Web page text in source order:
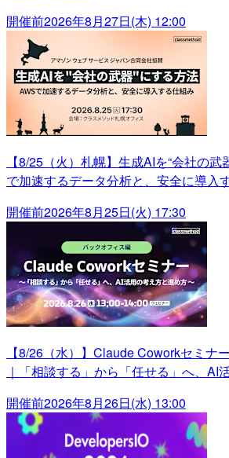
開催前2026年8月27日(木) 12:00
【8/25（火）札幌】生成AIを“会社の
で加速するデータ分析と、安全に導入
開催前2026年8月25日(火) 17:30
【8/26（水）】Claude Coworkセミナ
｜「相談する」から「任せる」へ、AI
開催前2026年8月26日(水) 13:00